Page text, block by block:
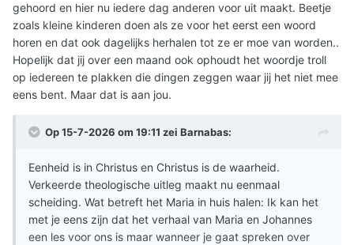
gehoord en hier nu iedere dag anderen voor uit maakt. Beetje
zoals kleine kinderen doen als ze voor het eerst een woord
horen en dat ook dagelijks herhalen tot ze er moe van worden..
Hopelijk dat jij over een maand ook ophoudt het woordje troll
op iedereen te plakken die dingen zeggen waar jij het niet mee
eens bent. Maar dat is aan jou.
Op 15-7-2026 om 19:11 zei Barnabas:
Eenheid is in Christus en Christus is de waarheid.
Verkeerde theologische uitleg maakt nu eenmaal
scheiding. Wat betreft het Maria in huis halen: Ik kan het
met je eens zijn dat het verhaal van Maria en Johannes
een les voor ons is maar wanneer je gaat spreken over